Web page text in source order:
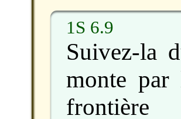
1S 6.9
Suivez-la
monte par